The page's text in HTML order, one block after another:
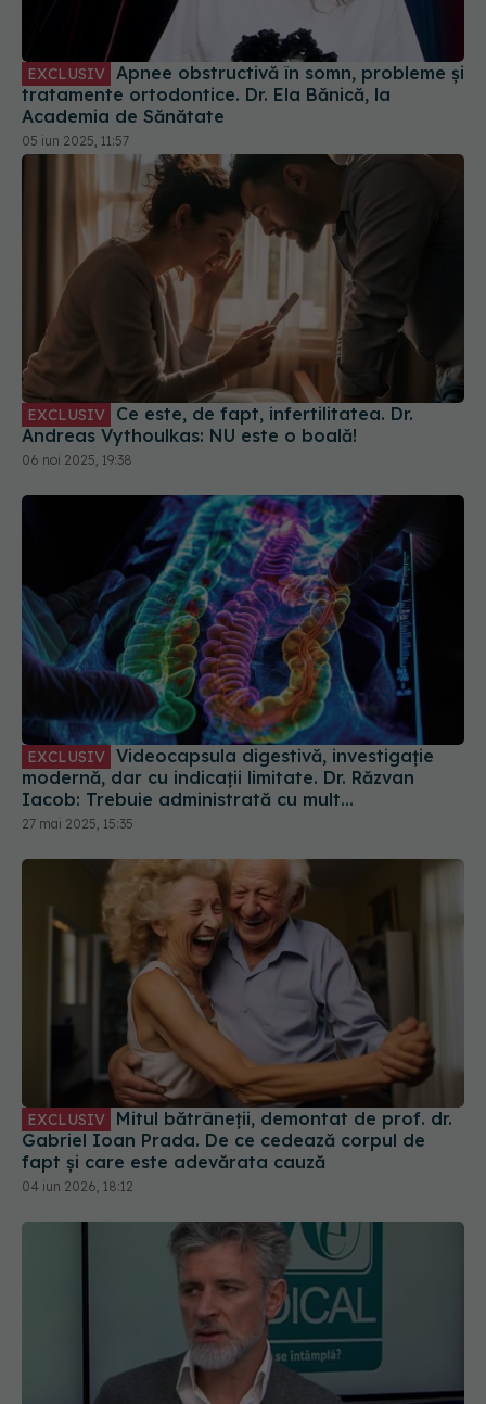
EXCLUSIV
tratamente ortodontice. Dr. Ela Bănică, la
Academia de Sănătate
05 iun 2025, 11:57
EXCLUSIV
Andreas Vythoulkas: NU este o boală!
06 noi 2025, 19:38
EXCLUSIV
modernă, dar cu indicații limitate. Dr. Răzvan
Iacob: Trebuie administrată cu mult
discernământ
27 mai 2025, 15:35
EXCLUSIV
Gabriel Ioan Prada. De ce cedează corpul de
fapt și care este adevărata cauză
04 iun 2026, 18:12